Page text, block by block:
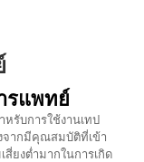
รแพทย์
รับการใช้งานเทป
จากมีคุณสมบัติที่เข้า
ยงต่ำมากในการเกิด